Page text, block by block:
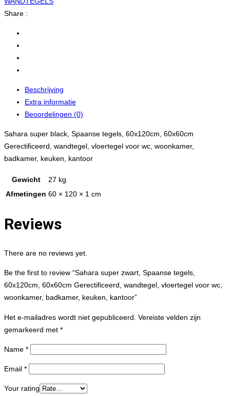
Share :
Beschrijving
Extra informatie
Beoordelingen (0)
Sahara super black, Spaanse tegels, 60x120cm, 60x60cm
Gerectificeerd, wandtegel, vloertegel voor wc, woonkamer,
badkamer, keuken, kantoor
Gewicht
27 kg
Afmetingen 60 × 120 × 1 cm
Reviews
There are no reviews yet.
Be the first to review “Sahara super zwart, Spaanse tegels,
60x120cm, 60x60cm Gerectificeerd, wandtegel, vloertegel voor wc,
woonkamer, badkamer, keuken, kantoor”
Het e-mailadres wordt niet gepubliceerd. Vereiste velden zijn
gemarkeerd met *
Name *
Email *
Your rating